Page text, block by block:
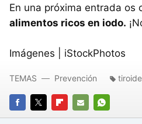
En una próxima entrada os
alimentos ricos en iodo.
Imágenes | iStockPhotos
FACEBOOK
TWITTERFLIPBOARD
E-
WHATSAPP
TEMAS Prevención